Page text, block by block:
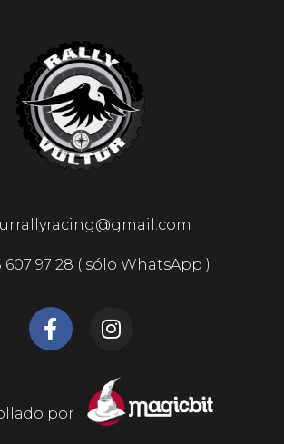
607 97 28 ( sólo WhatsApp )
por